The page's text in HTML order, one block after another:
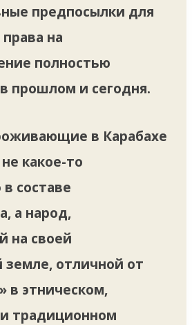
предпосылки для
на
полностью
прошлом и сегодня.
в Карабахе
какое-то
составе
а народ,
на своей
земле, отличной от
в этническом,
традиционном